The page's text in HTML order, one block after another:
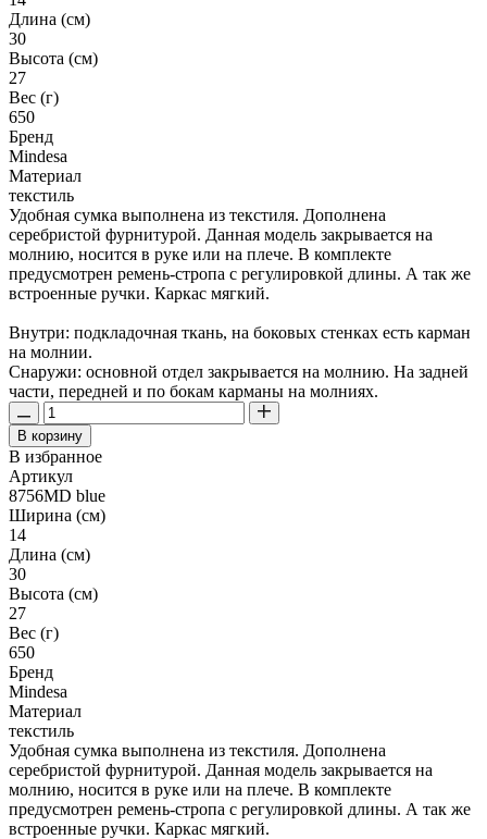
Длина (см)
30
Высота (см)
27
Вес (г)
650
Бренд
Mindesa
Материал
текстиль
Удобная сумка выполнена из текстиля. Дополнена
серебристой фурнитурой. Данная модель закрывается на
молнию, носится в руке или на плече. В комплекте
предусмотрен ремень-стропа с регулировкой длины. А так же
встроенные ручки. Каркас мягкий.
Внутри: подкладочная ткань, на боковых стенках есть карман
на молнии.
Снаружи: основной отдел закрывается на молнию. На задней
части, передней и по бокам карманы на молниях.
В корзину
В избранное
Артикул
8756MD blue
Ширина (см)
14
Длина (см)
30
Высота (см)
27
Вес (г)
650
Бренд
Mindesa
Материал
текстиль
Удобная сумка выполнена из текстиля. Дополнена
серебристой фурнитурой. Данная модель закрывается на
молнию, носится в руке или на плече. В комплекте
предусмотрен ремень-стропа с регулировкой длины. А так же
встроенные ручки. Каркас мягкий.